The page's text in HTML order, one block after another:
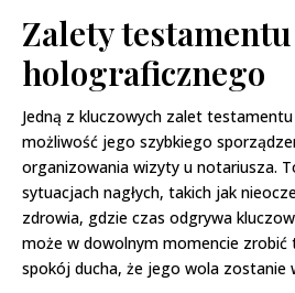
Zalety testamentu
holograficznego
Jedną z kluczowych zalet
możliwość jego szybkiego
organizowania wizyty u notariusza.
sytuacjach nagłych, takich jak
zdrowia, gdzie czas odgrywa
może w dowolnym momencie
spokój ducha, że jego wola zostanie